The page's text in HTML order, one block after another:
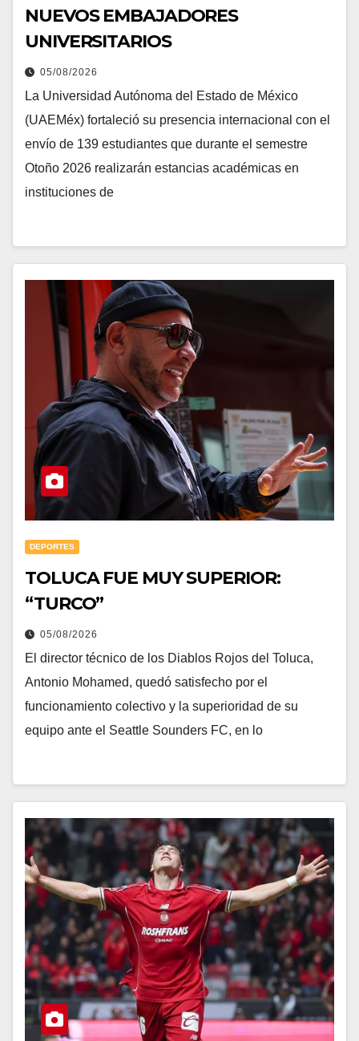
NUEVOS EMBAJADORES
UNIVERSITARIOS
05/08/2026
La Universidad Autónoma del Estado de México
(UAEMéx) fortaleció su presencia internacional con el
envío de 139 estudiantes que durante el semestre
Otoño 2026 realizarán estancias académicas en
instituciones de
DEPORTES
TOLUCA FUE MUY SUPERIOR:
“TURCO”
05/08/2026
El director técnico de los Diablos Rojos del Toluca,
Antonio Mohamed, quedó satisfecho por el
funcionamiento colectivo y la superioridad de su
equipo ante el Seattle Sounders FC, en lo